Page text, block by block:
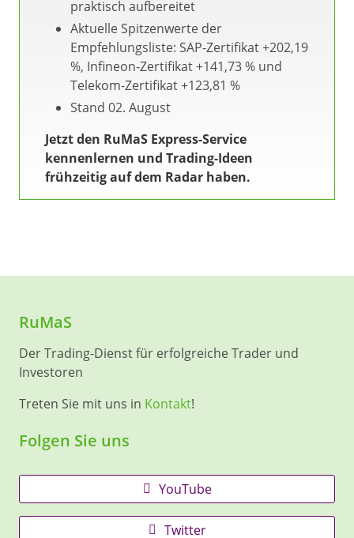
praktisch aufbereitet
Aktuelle Spitzenwerte der
Empfehlungsliste: SAP-Zertifikat +202,19
%, Infineon-Zertifikat +141,73 % und
Telekom-Zertifikat +123,81 %
Stand 02. August
Jetzt den RuMaS Express-Service
kennenlernen und Trading-Ideen
frühzeitig auf dem Radar haben.
RuMaS
Der Trading-Dienst für erfolgreiche Trader und
Investoren
Treten Sie mit uns in Kontakt!
Folgen Sie uns
YouTube
Twitter